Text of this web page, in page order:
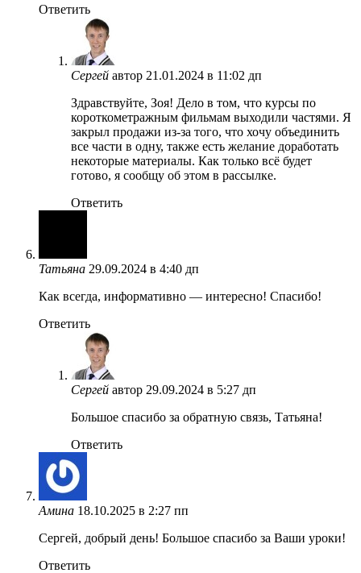
Ответить
Сергей автор 21.01.2024 в 11:02 дп
Здравствуйте, Зоя! Дело в том, что курсы по
короткометражным фильмам выходили частями. Я
закрыл продажи из-за того, что хочу объединить
все части в одну, также есть желание доработать
некоторые материалы. Как только всё будет
готово, я сообщу об этом в рассылке.
Ответить
Татьяна 29.09.2024 в 4:40 дп
Как всегда, информативно — интересно! Спасибо!
Ответить
Сергей автор 29.09.2024 в 5:27 дп
Большое спасибо за обратную связь, Татьяна!
Ответить
Амина 18.10.2025 в 2:27 пп
Сергей, добрый день! Большое спасибо за Ваши уроки!
Ответить